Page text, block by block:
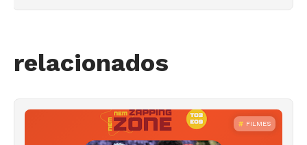
relacionados
FILMES